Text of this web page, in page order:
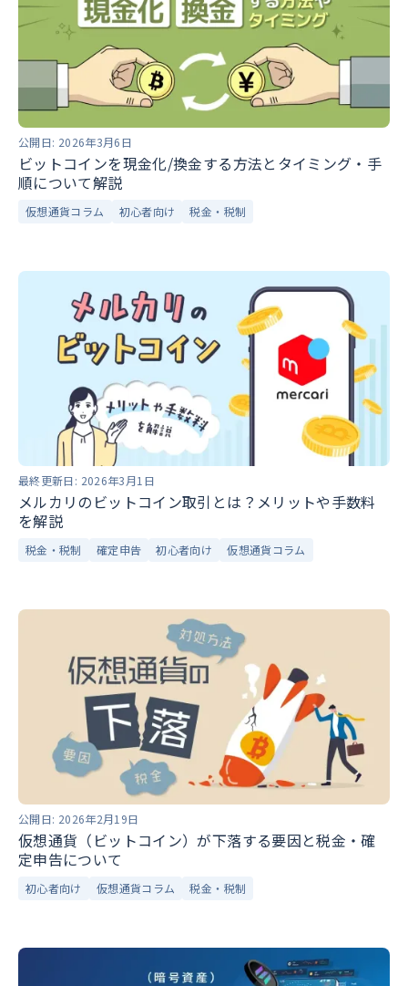
公開日: 2026年3月6日
ビットコインを現金化/換金する方法とタイミング・手
順について解説
仮想通貨コラム 初心者向け 税金・税制
最終更新日: 2026年3月1日
メルカリのビットコイン取引とは？メリットや手数料
を解説
税金・税制 確定申告 初心者向け 仮想通貨コラム
公開日: 2026年2月19日
仮想通貨（ビットコイン）が下落する要因と税金・確
定申告について
初心者向け 仮想通貨コラム 税金・税制